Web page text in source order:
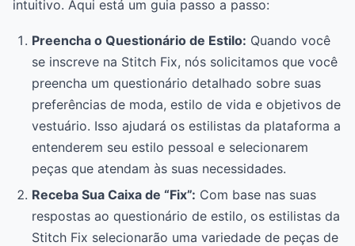
intuitivo. Aqui está um guia passo a passo:
Preencha o Questionário de Estilo: Quando você
se inscreve na Stitch Fix, nós solicitamos que você
preencha um questionário detalhado sobre suas
preferências de moda, estilo de vida e objetivos de
vestuário. Isso ajudará os estilistas da plataforma a
entenderem seu estilo pessoal e selecionarem
peças que atendam às suas necessidades.
Receba Sua Caixa de “Fix”: Com base nas suas
respostas ao questionário de estilo, os estilistas da
Stitch Fix selecionarão uma variedade de peças de